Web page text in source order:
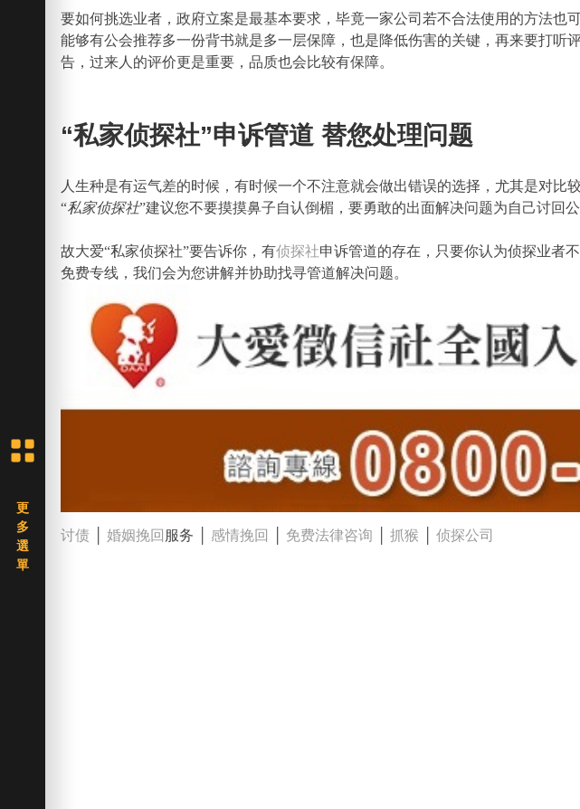
要如何挑选业者，政府立案是最基本要求，毕竟一家公司若不合法使用的方法
能够有公会推荐多一份背书就是多一层保障，也是降低伤害的关键，再来要打
告，过来人的评价更是重要，品质也会比较有保障。
“私家侦探社”申诉管道 替您处理问题
人生种是有运气差的时候，有时候一个不注意就会做出错误的选择，尤其是对
“私家侦探社”建议您不要摸摸鼻子自认倒楣，要勇敢的出面解决问题为自己讨回
故大爱“私家侦探社”要告诉你，有侦探社申诉管道的存在，只要你认为侦探业者
免费专线，我们会为您讲解并协助找寻管道解决问题。
讨债 │婚姻挽回 服务 │ 感情挽回 免费法律咨询 │抓猴 │侦探公司